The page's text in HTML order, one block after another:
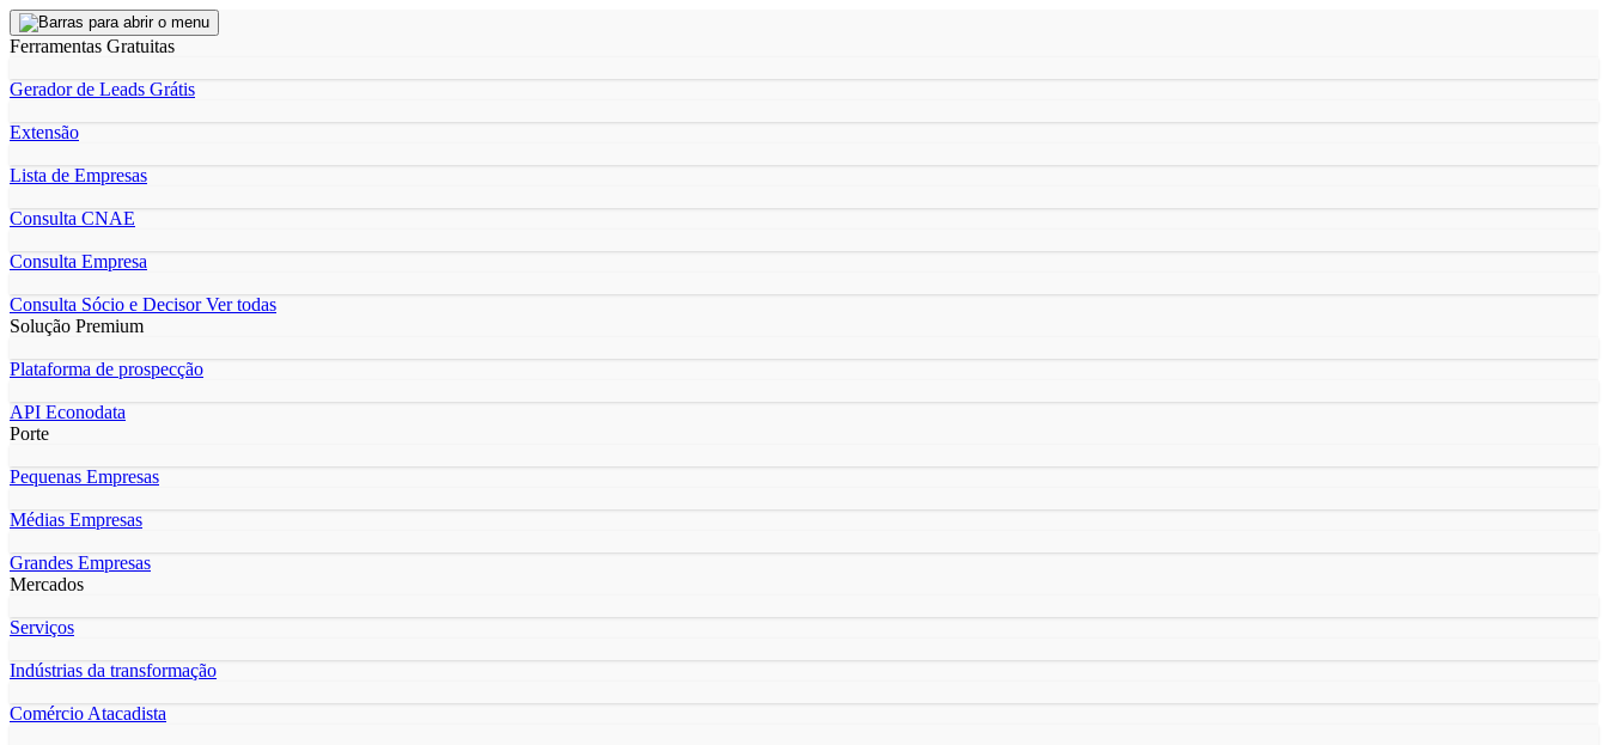
Ferramentas Gratuitas
Gerador de Leads Grátis
Extensão
Lista de Empresas
Consulta CNAE
Consulta Empresa
Consulta Sócio e DecisorVer todas
Solução Premium
Plataforma de prospecção
API Econodata
Porte
Pequenas Empresas
Médias Empresas
Grandes Empresas
Mercados
Serviços
Indústrias da transformação
Comércio Atacadista